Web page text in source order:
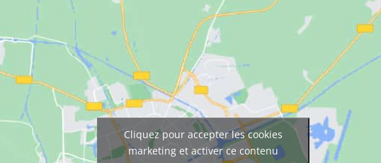
Cliquez pour accepter les cookies
marketing et activer ce contenu